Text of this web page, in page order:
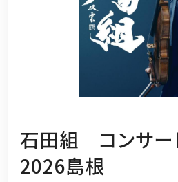
石田組 コンサー
2026島根